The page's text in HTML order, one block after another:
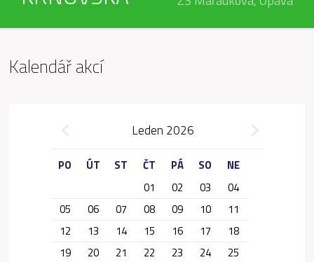
Kalendář akcí
Leden 2026
PO ÚT ST ČT PÁ SO
NE
01
02 03
04
05
06 07 08 09 10
11
12
13 14 15 16 17
18
19
20 21 22 23 24
25